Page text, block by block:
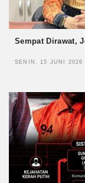
Sempat Dirawat,
SENIN, 15 JUNI 2026